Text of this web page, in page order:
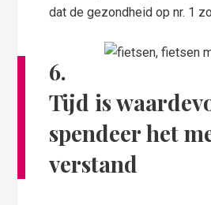
dat de gezondheid op nr. 1
6.
Tijd is
spendeer het
verstand